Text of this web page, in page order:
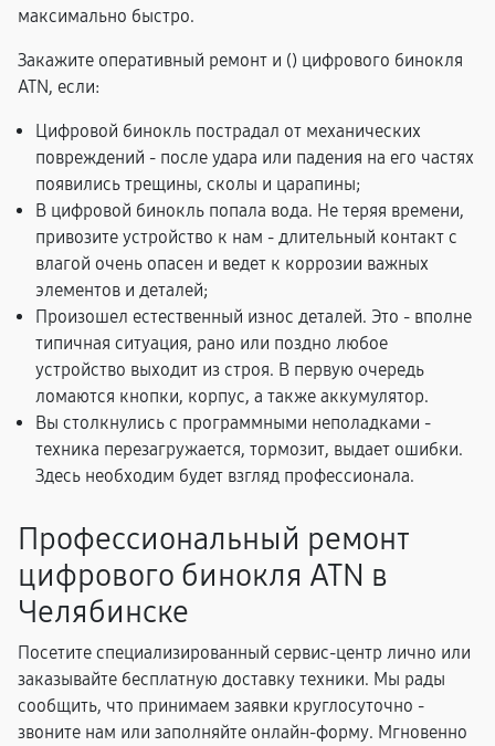
максимально быстро.
Закажите оперативный ремонт и () цифрового бинокля
ATN, если:
Цифровой бинокль пострадал от механических
повреждений - после удара или падения на его частях
появились трещины, сколы и царапины;
В цифровой бинокль попала вода. Не теряя времени,
привозите устройство к нам - длительный контакт с
влагой очень опасен и ведет к коррозии важных
элементов и деталей;
Произошел естественный износ деталей. Это - вполне
типичная ситуация, рано или поздно любое
устройство выходит из строя. В первую очередь
ломаются кнопки, корпус, а также аккумулятор.
Вы столкнулись с программными неполадками -
техника перезагружается, тормозит, выдает ошибки.
Здесь необходим будет взгляд профессионала.
Профессиональный ремонт
цифрового бинокля ATN в
Челябинске
Посетите специализированный сервис-центр лично или
заказывайте бесплатную доставку техники. Мы рады
сообщить, что принимаем заявки круглосуточно -
звоните нам или заполняйте онлайн-форму. Мгновенно